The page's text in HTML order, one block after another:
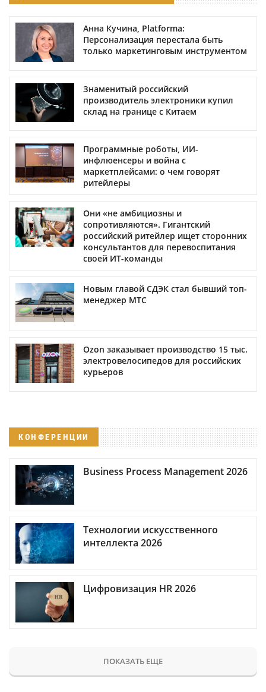
Анна Кучина, Platforma:
Персонализация перестала быть
только маркетинговым инструментом
Знаменитый российский
производитель электроники купил
склад на границе с Китаем
Программные роботы, ИИ-
инфлюенсеры и война с
маркетплейсами: о чем говорят
ритейлеры
Они «не амбициозны и
сопротивляются». Гигантский
российский ритейлер ищет сторонних
консультантов для перевоспитания
своей ИТ-команды
Новым главой СДЭК стал бывший топ-
менеджер МТС
Ozon заказывает производство 15 тыс.
электровелосипедов для российских
курьеров
КОНФЕРЕНЦИИ
Business Process Management 2026
Технологии искусственного
интеллекта 2026
Цифровизация HR 2026
ПОКАЗАТЬ ЕЩЕ